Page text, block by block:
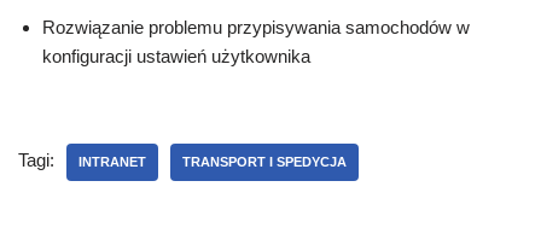
Rozwiązanie problemu przypisywania samochodów w
konfiguracji ustawień użytkownika
Tagi: INTRANET TRANSPORT I SPEDYCJA